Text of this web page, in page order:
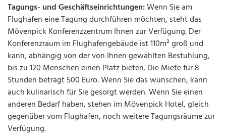
Tagungs- und Geschäftseinrichtungen:Wenn Sie am
Flughafen eine Tagung durchführen möchten, steht das
Mövenpick Konferenzzentrum Ihnen zur Verfügung. Der
Konferenzraum im Flughafengebäude ist 110m² groß und
kann, abhängig von der von Ihnen gewählten Bestuhlung,
bis zu 120 Menschen einen Platz bieten. Die Miete für 8
Stunden beträgt 500 Euro. Wenn Sie das wünschen, kann
auch kulinarisch für Sie gesorgt werden. Wenn Sie einen
anderen Bedarf haben, stehen im Mövenpick Hotel, gleich
gegenüber vom Flughafen, noch weitere Tagungsräume zur
Verfügung.